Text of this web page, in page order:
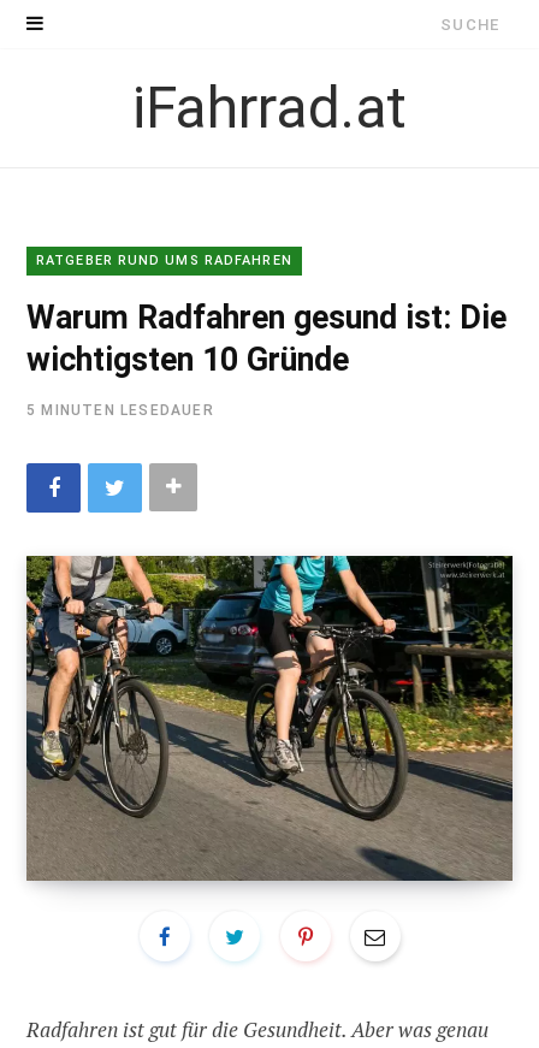
Suche
iFahrrad.at
RATGEBER RUND UMS RADFAHREN
Warum Radfahren gesund ist: Die
wichtigsten 10 Gründe
5 MINUTEN LESEDAUER
Radfahren ist gut für die Gesundheit. Aber was genau